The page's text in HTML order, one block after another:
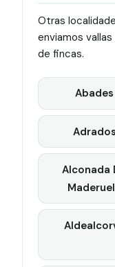
Otras
enviamos
de fincas.
Abades
Adrados
Alconada